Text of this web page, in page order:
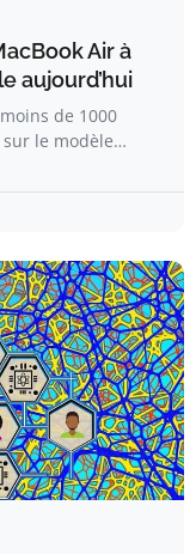
Air à
aujourd’hui
de 1000
sur le modèle…